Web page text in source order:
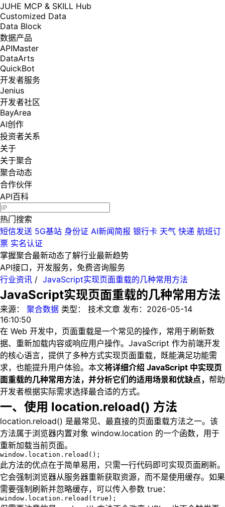
JUHE MCP & SKILL Hub
Customized Data
Data Block
数据产品
APIMaster
DataArts
QuickBot
开发者服务
Jenius
开发者社区
BayArea
AI创作
投资者关系
关于
关于聚合
聚合动态
合作伙伴
API百科
热门搜索
短信发送 5G基站 身份证 AI新闻简报 银行卡 天气 快递 航班订
票 实名认证
掌握聚合最新动态了解行业最新趋势
API接口，开发服务，免费咨询服务
行业资讯 / JavaScript实现页面重载的几种常用方法
JavaScript实现页面重载的几种常用方法
来源： 聚合数据 类型： 技术文章 发布： 2026-05-14
16:10:50
在 Web 开发中，页面重载是一个常见的操作，常用于刷新数
据、重新加载内容或响应用户操作。JavaScript 作为前端开发
的核心语言，提供了多种方式实现页面重载，既能满足功能需
求，也能提升用户体验。本文将详细介绍 JavaScript 中实现页
面重载的几种常用方法，并分析它们的适用场景和优缺点， 帮助
开发者根据实际需求选择最合适的方式。
一、使用 location.reload() 方法
location.reload() 是最常见、最直接的页面重载方法之一。该
方法属于浏览器内置对象 window.location 的一个函数，用于
重新加载当前页面。
window.location.reload();
此方法的优点在于简单易用，只需一行代码即可实现页面刷新。
它会强制浏览器从服务器重新获取资源，而不是使用缓存。如果
需要强制刷新并忽略缓存，可以传入参数 true：
window.location.reload(true);